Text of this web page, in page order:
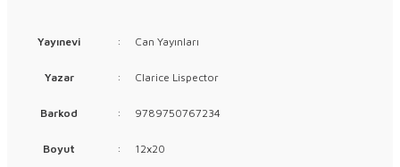
Yayınevi : Can Yayınları
Yazar : Clarice Lispector
Barkod : 9789750767234
Boyut : 12x20